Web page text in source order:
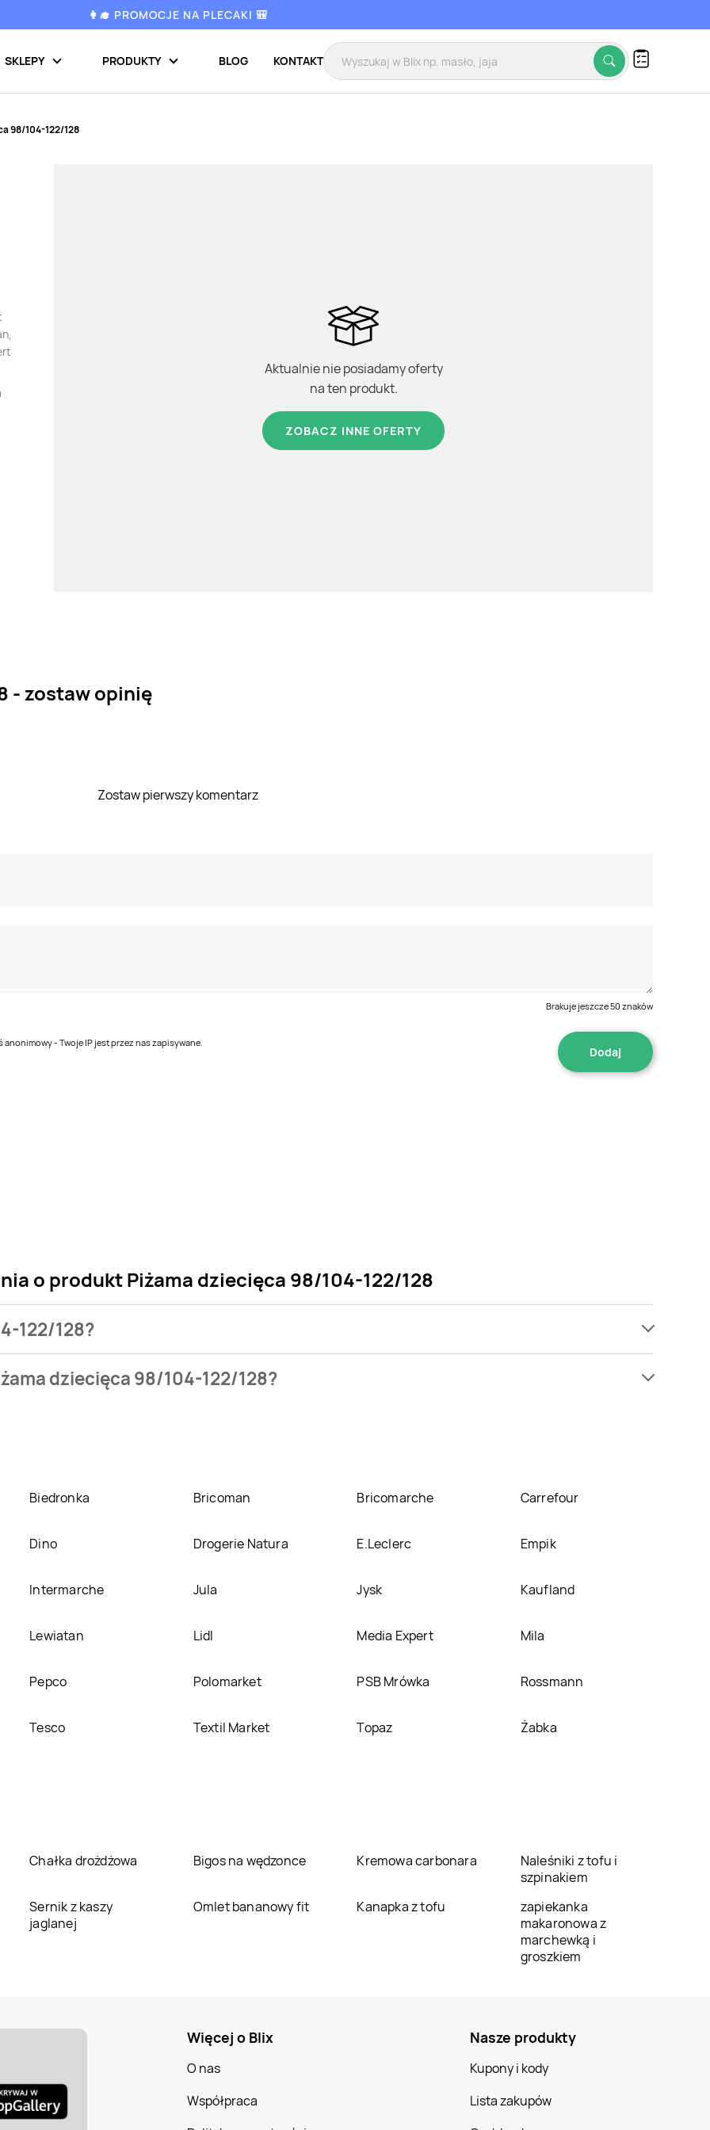
👩‍🎓 PROMOCJE NA PLECAKI 🎒
SKLEPY PRODUKTY BLOG KONTAKT
98/104-122/128
Aktualnie nie posiadamy oferty
na ten produkt.
ZOBACZ INNE OFERTY
- zostaw opinię
Zostaw pierwszy komentarz
Brakuje jeszcze50 znaków
anonimowy - Twoje IP jest przez nas zapisywane.
o produkt Piżama dziecięca 98/104-122/128
122/128?
zł.
dziecięca 98/104-122/128?
Biedronka Bricoman Bricomarche Carrefour
Dino Drogerie Natura E.Leclerc Empik
Intermarche Jula Jysk Kaufland
Lewiatan Lidl Media Expert Mila
Pepco Polomarket PSB Mrówka Rossmann
Tesco Textil Market Topaz Żabka
Chałka drożdżowa Bigos na wędzonce Kremowa carbonara
Naleśniki z tofu i
szpinakiem
Sernik z kaszy
jaglanej
Omlet bananowy fit Kanapka z tofu
zapiekanka
makaronowa z
marchewką i
groszkiem
Więcej o Blix
O nas
Współpraca
Nasze produkty
Kupony i kody
Lista zakupów